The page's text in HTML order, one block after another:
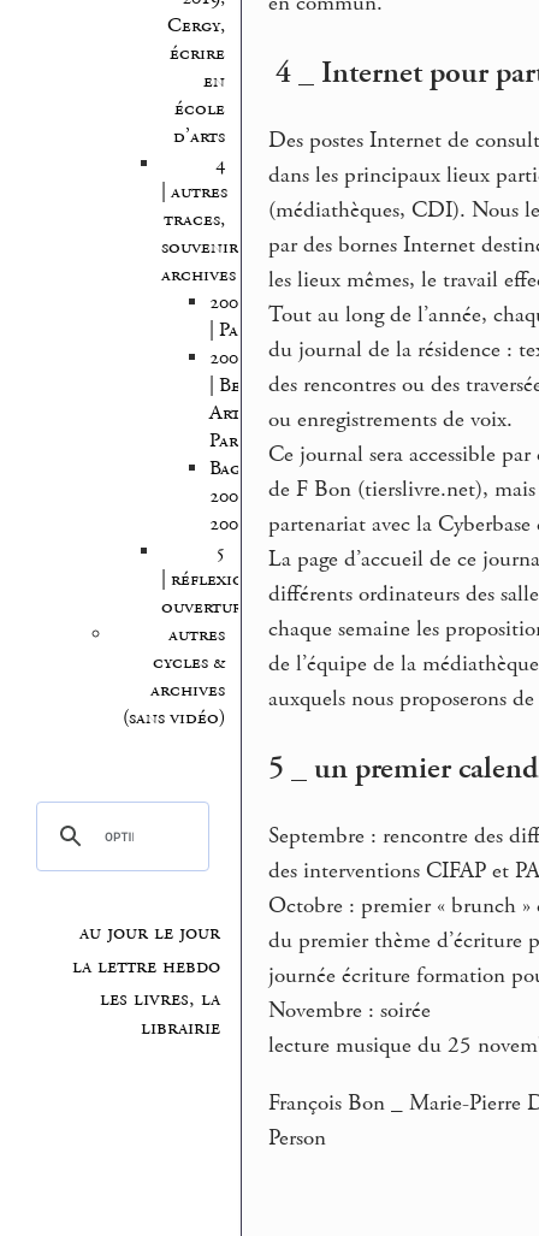
Cergy,
écrire
en
école
d’arts
4
| autres
traces,
souvenirs,
archives
2005/2006
| Pantin
2005/2007
| Beaux
Arts
Paris
Bagnolet
2008-
2009
5
| réflexion,
ouvertures
autres
cycles &
archives
(sans vidéo)
au jour le jour
la lettre hebdo
les livres, la
librairie
4 _ Internet pour
Des postes Internet de
dans les principaux lieux
(médiathèques, CDI). Nous
par des bornes Internet
les lieux mêmes, le travail
Tout au long de l’année,
du journal de la résidence :
des rencontres ou des
ou enregistrements de voix.
Ce journal sera accessible
de F Bon (tierslivre.net),
partenariat avec la
La page d’accueil de ce
différents ordinateurs des
chaque semaine les
de l’équipe de la
auxquels nous proposerons
5 _ un premier
Septembre : rencontre des
des interventions CIFAP et
Octobre : premier « brunch
du premier thème d’écriture
journée écriture formation
Novembre : soirée
lecture musique du 25
François Bon _ Marie-Pierre
Person